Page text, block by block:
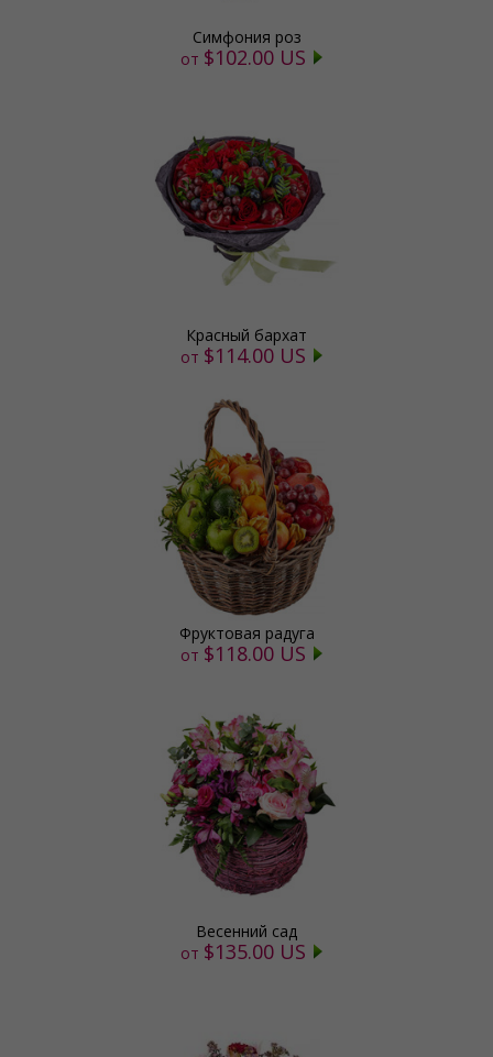
Симфония роз
от $102.00 US
Красный бархат
от $114.00 US
Фруктовая радуга
от $118.00 US
Весенний сад
от $135.00 US